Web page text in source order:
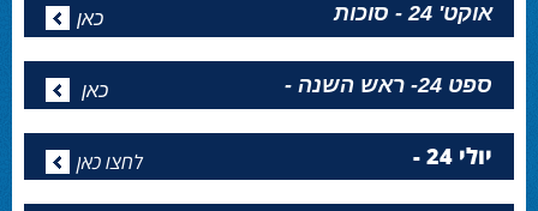
אוקט' 24 - סוכות כאן
ספט 24- ראש השנה - כאן
יולי 24 - לחצו כאן